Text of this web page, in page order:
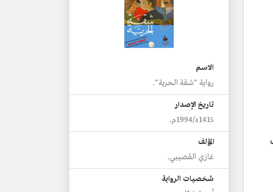
الاسم
رواية "شقة الحرية".
تاريخ الإصدار
1415ه/1994م.
المؤلف
غازي القصيبي.
شخصيات الرواية